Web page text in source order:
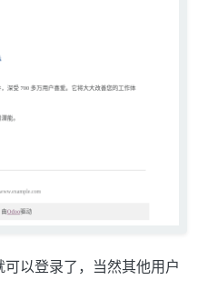
以登录了，当然其他用户